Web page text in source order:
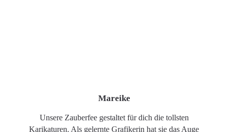
Mareike
Unsere Zauberfee gestaltet für dich die tollsten
Karikaturen. Als gelernte Grafikerin hat sie das Auge